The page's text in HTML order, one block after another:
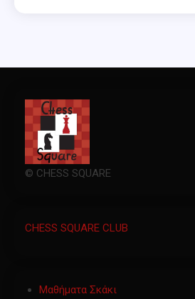
© CHESS SQUARE
CHESS SQUARE CLUB
Μαθήματα Σκάκι